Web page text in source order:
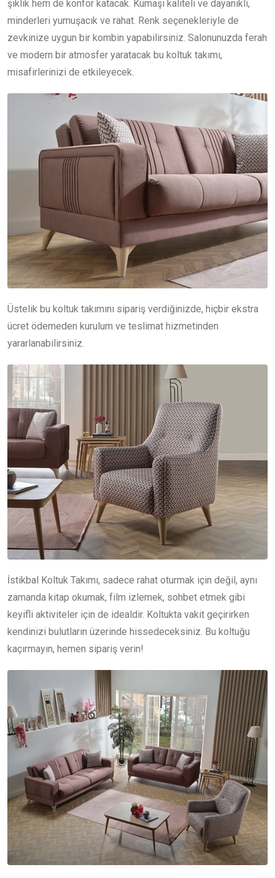
şıklık hem de konfor katacak. Kumaşı kaliteli ve dayanıklı,
minderleri yumuşacık ve rahat. Renk seçenekleriyle de
zevkinize uygun bir kombin yapabilirsiniz. Salonunuzda ferah
ve modern bir atmosfer yaratacak bu koltuk takımı,
misafirlerinizi de etkileyecek.
Üstelik bu koltuk takımını sipariş verdiğinizde, hiçbir ekstra
ücret ödemeden kurulum ve teslimat hizmetinden
yararlanabilirsiniz.
İstikbal Koltuk Takımı, sadece rahat oturmak için değil, aynı
zamanda kitap okumak, film izlemek, sohbet etmek gibi
keyifli aktiviteler için de idealdir. Koltukta vakit geçirirken
kendinizi bulutların üzerinde hissedeceksiniz. Bu koltuğu
kaçırmayın, hemen sipariş verin!